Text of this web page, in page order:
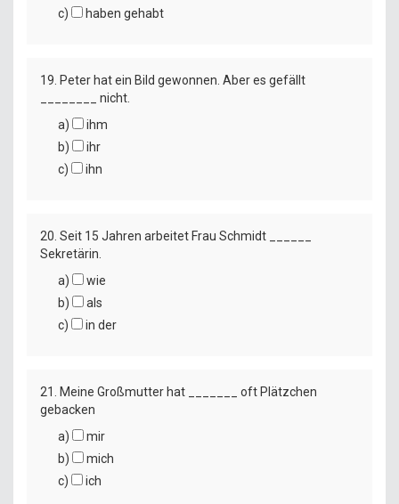
c)
haben gehabt
19. Peter hat ein Bild gewonnen. Aber es gefällt
________ nicht.
a)
ihm
b)
ihr
c)
ihn
20. Seit 15 Jahren arbeitet Frau Schmidt ______
Sekretärin.
a)
wie
b)
als
c)
in der
21. Meine Großmutter hat _______ oft Plätzchen
gebacken
a)
mir
b)
mich
c)
ich